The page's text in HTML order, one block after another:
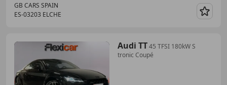
GB CARS SPAIN
ES-03203 ELCHE
Audi TT45 TFSI 180kW S
tronic Coupé